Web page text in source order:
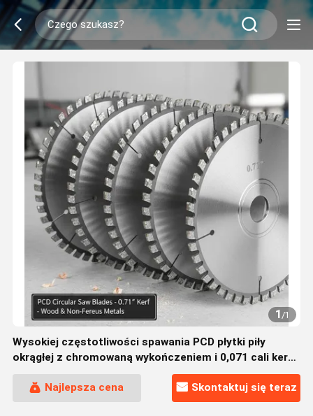
1/1
Wysokiej częstotliwości spawania PCD płytki piły
okrągłej z chromowaną wykończeniem i 0,071 cali kerf
Najlepsza cena
Skontaktuj się teraz